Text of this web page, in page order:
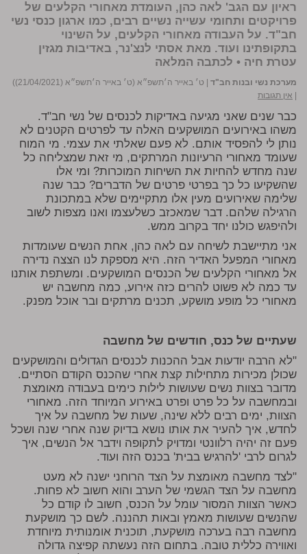
ראיון עם הגב' לאה כהן, העומדת מאחורי הקלעים של
פרויקטים ותחומי עשייה נשיים רבים, כמו ארגון כנסי נשי
חב"ד. על העבודה מאחורי הקלעים, על השינוי
בתקופתינו ועוד. מאת אסתי לנצ'נר, באדיבות מגזין
עטרת חיה • לכתבה המלאה
מערכת נשי ובנות חב"ד
ט׳ באייר ה׳תשפ״א (ט׳ באייר ה׳תשפ״א (21/04/2021))
אין תגובות
כבר שנים שאני מגיעה באדיקות לכנסים של נשי חב"ד.
משהו באירועים המושקעים האלה עד לפרטים הקטנים לא
נותן לי להפסיד אותם. לא פעם שאלתי את עצמי. מי המוח
שעומד מאחורי הרעיונות המרתקים, מי זאת שמצליחה כל
שנה מחדש להחיות את השיחות המוכרות? ומי אלו
שהשקיעו כל כך בפרטי פרטים של הדברים? כבר שנה
שלימה שאירועים מעין אלו מתקיימים שלא במתכונת
הרגילה שלהם. דבר שמאכזב כשלעצמו ואנו מצפות לשוב
ולהיפגש כולנו יחד בקרוב ממש.
אני מתיישבת לשיחה עם לאה כהן, אחת הנשים שעומדות
מאחורי המפעל האדיר הזה. היא מספקת לנו הצצה נדירה
אל מאחורי הקלעים של הכנסים המושקעים. ומשתפת אותנו
עד כמה לא פשוט להרים כזה אירוע, כמה מחשבה יש
מאחורי כל מופע מושקע, תכנים מרתקים ובר אוכל מפנק.
שעתיים של כנס, חודשים של מחשבה
"לא הרבה יודעות אבל ההכנות לכנסים הגדולים והמושקעים
שכולן מכירות מתחילות קצת אחרי שהכנס הקודם הסתיים.
מדובר בצוות נשים שעושות לילות כימים בעבודה מאומצת
ובמחשבה על כל פרט ופרט באירוע המיוחד הזה. מאחורי
הצוות, ימים רבים ללא שינה, שעות של מחשבה על איך
לחדש, איך להעיר את אותו נושא בדיוק שנה אחרי שנה ושכל
פעם זה יהיה רלוונטי ומדויק לתקופה וידבר אל הנשים, איך
לגרום לרבי 'להרגיש בבית' בכנס הזה ועוד.
"לצד מחשבה מאומצת על הצד הרוחני ישנה לא מעט
מחשבה על הצד הגשמי של הערב והוא חשוב לא פחות.
כאשר הצוות המסור עומל על הכנס, חשוב לו קודם כל
שהנשים שעושות מאמץ ובאות תהננה. לשם כך מושקעת
מחשבה רבה בערכה מושקעת, תוכנית אומנותית מיוחדת
ואווירה כללית טובה. בתחום הזה נעשתה קפיצה גדולה